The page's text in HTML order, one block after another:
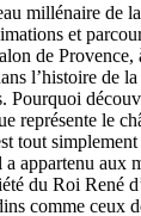
millénaire de
et
de
l’histoire de
Pourquoi
représente le
tout
appartenu aux
du Roi René
comme ceux